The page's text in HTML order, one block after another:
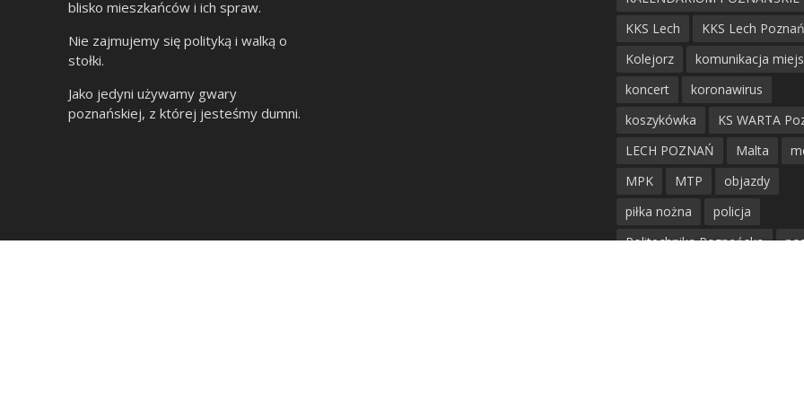
blisko mieszkańców i ich spraw.
Nie zajmujemy się polityką i walką o
stołki.
Jako jedyni używamy gwary
poznańskiej, z której jesteśmy dumni.
KKS Lech
KKS Lech Poznań
Kolejorz
komunikacja
koncert
koronawirus
koszykówka
KS WARTA
LECH POZNAŃ
Malta
MPK
MTP
objazdy
piłka nożna
policja
Politechnika Poznańska